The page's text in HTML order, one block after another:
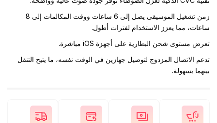
زمن تشغيل الموسيقى يصل إلى 6 ساعات ووقت المكالمات إلى 8
ساعات، مما يعزز الاستخدام لفترات أطول.
تعرض مستوى شحن البطارية على أجهزة iOS مباشرة.
تدعم الاتصال المزدوج لتوصيل جهازين في الوقت نفسه، ما يتيح التنقل
بينهما بسهولة.